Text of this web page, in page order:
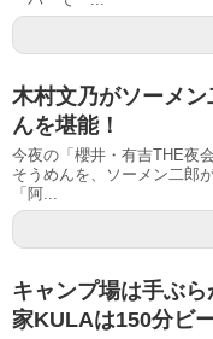
木村文乃がソーメ
んを堪能！
今夜の「櫻井・有吉THE夜
そうめんを、ソーメン二郎
「阿...
キャンプ場は手ぶ
家KULAは150分ビ